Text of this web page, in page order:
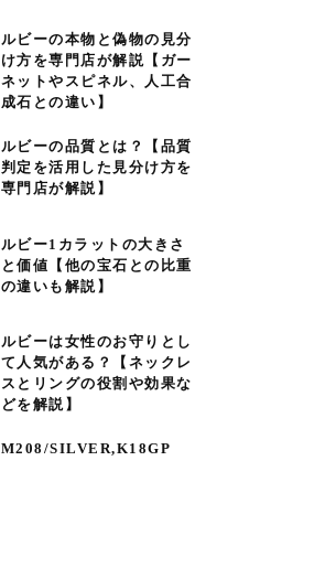
ルビーの本物と偽物の見分
け方を専門店が解説【ガー
ネットやスピネル、人工合
成石との違い】
ルビーの品質とは？【品質
判定を活用した見分け方を
専門店が解説】
ルビー1カラットの大きさ
と価値【他の宝石との比重
の違いも解説】
ルビーは女性のお守りとし
て人気がある？【ネックレ
スとリングの役割や効果な
どを解説】
M208/SILVER,K18GP